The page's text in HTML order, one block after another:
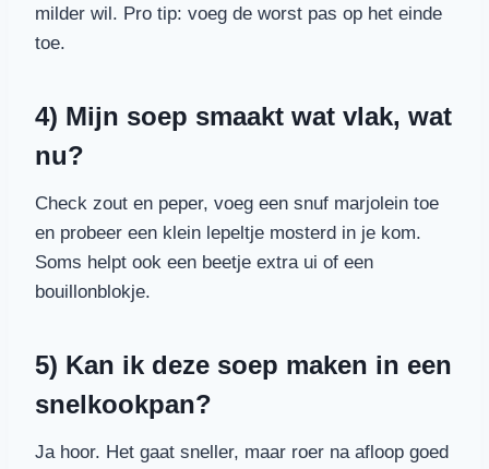
milder wil. Pro tip: voeg de worst pas op het einde
toe.
4) Mijn soep smaakt wat vlak, wat
nu?
Check zout en peper, voeg een snuf marjolein toe
en probeer een klein lepeltje mosterd in je kom.
Soms helpt ook een beetje extra ui of een
bouillonblokje.
5) Kan ik deze soep maken in een
snelkookpan?
Ja hoor. Het gaat sneller, maar roer na afloop goed